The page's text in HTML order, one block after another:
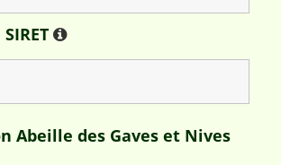
Abeille des Gaves et Nives